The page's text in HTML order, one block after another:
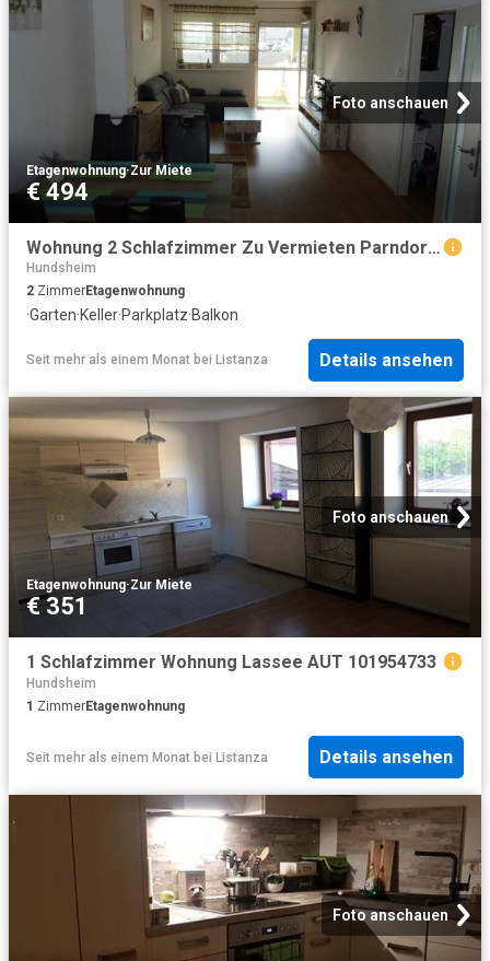
Foto anschauen
Etagenwohnung·Zur Miete
€ 494
Wohnung 2 Schlafzimmer Zu Vermieten Parndorf AUT 494 ES100938434
Hundsheim
2 ZimmerEtagenwohnung
·Garten·Keller·Parkplatz·Balkon
Seit mehr als einem Monat bei Listanza Details ansehen
Foto anschauen
Etagenwohnung·Zur Miete
€ 351
1 Schlafzimmer Wohnung Lassee AUT 101954733
Hundsheim
1 ZimmerEtagenwohnung
Seit mehr als einem Monat bei Listanza Details ansehen
Foto anschauen